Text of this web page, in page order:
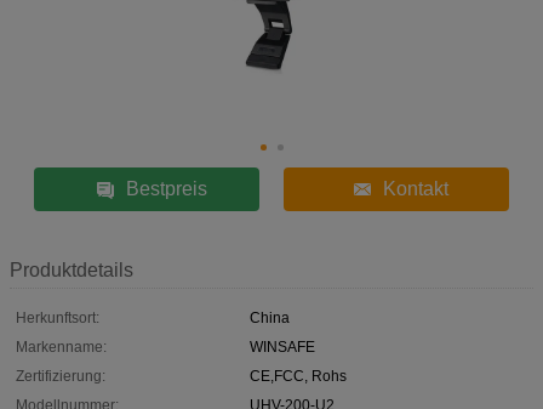
Bestpreis Kontakt
Produktdetails
Herkunftsort:
China
Markenname:
WINSAFE
Zertifizierung:
CE,FCC, Rohs
Modellnummer:
UHV-200-U2